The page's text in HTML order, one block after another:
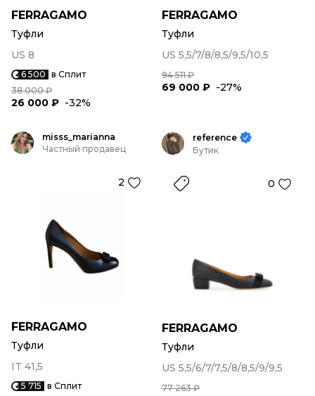
FERRAGAMO
Туфли
US 8
6 500 в Сплит
38 000 ₽
26 000 ₽ -32%
FERRAGAMO
Туфли
US 5,5/7/8/8,5/9,5/10,5
94 511 ₽
69 000 ₽ -27%
misss_marianna
Частный продавец
2
FERRAGAMO
Туфли
IT 41,5
5 715 в Сплит
reference
Бутик
0
FERRAGAMO
Туфли
US 5,5/6/7/7,5/8/8,5/9/9,5
77 263 ₽